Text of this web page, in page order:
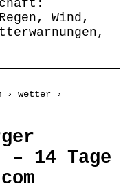
Wind,
› wetter ›
– 14 Tage